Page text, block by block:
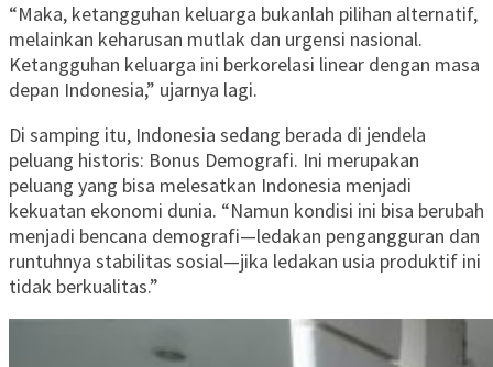
“Maka, ketangguhan keluarga bukanlah pilihan alternatif,
melainkan keharusan mutlak dan urgensi nasional.
Ketangguhan keluarga ini berkorelasi linear dengan masa
depan Indonesia,” ujarnya lagi.
Di samping itu, Indonesia sedang berada di jendela
peluang historis: Bonus Demografi. Ini merupakan
peluang yang bisa melesatkan Indonesia menjadi
kekuatan ekonomi dunia. “Namun kondisi ini bisa berubah
menjadi bencana demografi—ledakan pengangguran dan
runtuhnya stabilitas sosial—jika ledakan usia produktif ini
tidak berkualitas.”